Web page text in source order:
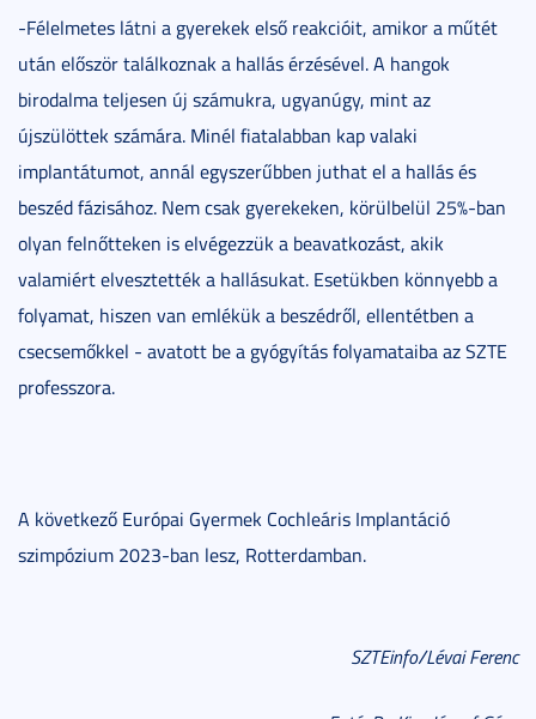
-Félelmetes látni a gyerekek első reakcióit, amikor a műtét
után először találkoznak a hallás érzésével. A hangok
birodalma teljesen új számukra, ugyanúgy, mint az
újszülöttek számára. Minél fiatalabban kap valaki
implantátumot, annál egyszerűbben juthat el a hallás és
beszéd fázisához. Nem csak gyerekeken, körülbelül 25%-ban
olyan felnőtteken is elvégezzük a beavatkozást, akik
valamiért elvesztették a hallásukat. Esetükben könnyebb a
folyamat, hiszen van emlékük a beszédről, ellentétben a
csecsemőkkel - avatott be a gyógyítás folyamataiba az SZTE
professzora.
A következő Európai Gyermek Cochleáris Implantáció
szimpózium 2023-ban lesz, Rotterdamban.
SZTEinfo/Lévai Ferenc